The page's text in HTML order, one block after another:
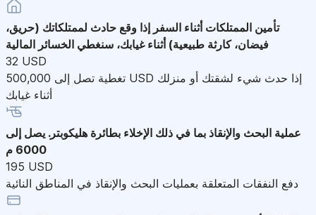
تأمين الممتلكات أثناء السفر إذا وقع حادث لممتلكاتك (حريق،
فيضان، كارثة طبيعية) أثناء غيابك، سنغطي الخسائر المالية
32 USD
تغطية تصل إلى 500,000 USD إذا حدث شيء لشقتك أو منزلك
أثناء غيابك
عملية البحث والإنقاذ بما في ذلك الإخلاء بطائرة هليكوبتر. يصل إلى
6000 م
195 USD
دفع النفقات المتعلقة بعمليات البحث والإنقاذ في المناطق النائية